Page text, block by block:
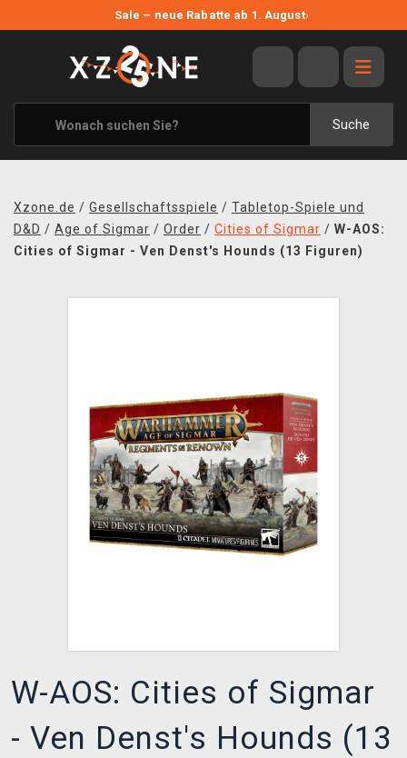
Sale – neue Rabatte ab 1. August›
Suche
ANGEBOTE
ALLE MARKEN
XZONE ORIGINALS
KLEIDUNG & ACCESSOIRES
BÜCHER & COMICS
XZONE CLUB
Xzone.de / Gesellschaftsspiele / Tabletop-Spiele und
D&D / Age of Sigmar / Order / Cities of Sigmar / W-AOS:
Cities of Sigmar - Ven Denst's Hounds (13 Figuren)
W-AOS: Cities of Sigmar
- Ven Denst's Hounds (13